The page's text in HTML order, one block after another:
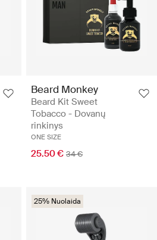
Beard Monkey
Beard Kit Sweet
Tobacco - Dovanų
rinkinys
ONE SIZE
25.50 € 34 €
25% Nuolaida